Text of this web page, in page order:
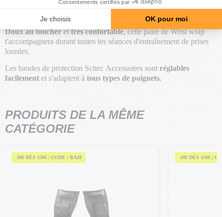
assurant ainsi une forte fiabilité. De plus, Wrist wrap est
couture renforcée .
Doux au toucherettrès confortable, cette paire de Wrist wrap
t'accompagnera durant toutes tes séances d'entraînement de prises
lourdes.
Les bandes de protection Scitec Accessoires sont réglables
facilement et s'adaptent à tous types de poignets.
PRODUITS DE LA MÊME
CATÉGORIE
-20€ DÈS 150€ | CODE : BA20 -20€ DÈS 150€ |